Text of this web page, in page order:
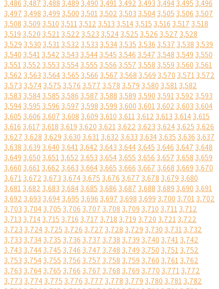
3,486 3,487 3,488 3,489 3,490 3,4913,492 3,493 3,4943,495 3,496
3,497 3,498 3,499 3,500 3,5013,502 3,503 3,5043,505 3,506 3,507
3,508 3,509 3,510 3,5113,512 3,513 3,5143,515 3,516 3,517 3,518
3,519 3,520 3,5213,522 3,523 3,5243,525 3,526 3,527 3,528
3,529 3,530 3,5313,532 3,533 3,5343,535 3,536 3,537 3,538 3,539
3,540 3,5413,542 3,543 3,5443,545 3,546 3,547 3,548 3,549 3,550
3,5513,552 3,553 3,5543,555 3,556 3,557 3,558 3,559 3,560 3,561
3,562 3,563 3,5643,565 3,566 3,567 3,568 3,569 3,570 3,5713,572
3,573 3,5743,575 3,576 3,577 3,578 3,579 3,580 3,5813,582
3,583 3,5843,585 3,586 3,587 3,588 3,589 3,590 3,5913,592 3,593
3,5943,595 3,596 3,597 3,598 3,599 3,600 3,6013,602 3,603 3,604
3,605 3,606 3,607 3,608 3,609 3,610 3,6113,612 3,613 3,6143,615
3,616 3,617 3,618 3,619 3,620 3,6213,622 3,623 3,6243,625 3,626
3,627 3,628 3,629 3,630 3,6313,632 3,633 3,6343,635 3,636 3,637
3,638 3,639 3,640 3,6413,642 3,643 3,6443,645 3,646 3,647 3,648
3,649 3,650 3,6513,652 3,653 3,6543,655 3,656 3,657 3,658 3,659
3,660 3,6613,662 3,663 3,6643,665 3,666 3,667 3,668 3,669 3,670
3,6713,672 3,673 3,6743,675 3,676 3,677 3,678 3,679 3,680
3,6813,682 3,683 3,6843,685 3,686 3,687 3,688 3,689 3,690 3,691
3,692 3,693 3,6943,695 3,696 3,697 3,698 3,699 3,700 3,7013,702
3,703 3,7043,705 3,706 3,707 3,708 3,709 3,710 3,7113,712
3,713 3,7143,715 3,716 3,717 3,718 3,719 3,720 3,7213,722
3,723 3,7243,725 3,726 3,727 3,728 3,729 3,730 3,7313,732
3,733 3,7343,735 3,736 3,737 3,738 3,739 3,740 3,7413,742
3,743 3,7443,745 3,746 3,747 3,748 3,749 3,750 3,7513,752
3,753 3,7543,755 3,756 3,757 3,758 3,759 3,760 3,7613,762
3,763 3,7643,765 3,766 3,767 3,768 3,769 3,770 3,7713,772
3,773 3,7743,775 3,776 3,777 3,778 3,779 3,780 3,7813,782